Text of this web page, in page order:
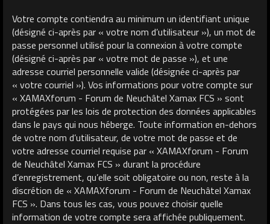
Votre compte contiendra au minimum un identifiant unique
(désigné ci-après par « votre nom d’utilisateur »), un mot de
passe personnel utilisé pour la connexion à votre compte
(désigné ci-après par « votre mot de passe »), et une
adresse courriel personnelle valide (désignée ci-après par
« votre courriel »). Vos informations pour votre compte sur
« XAMAXforum - Forum de Neuchâtel Xamax FCS » sont
protégées par les lois de protection des données applicables
dans le pays qui nous héberge. Toute information en-dehors
de votre nom d’utilisateur, de votre mot de passe et de
votre adresse courriel requise par « XAMAXforum - Forum
de Neuchâtel Xamax FCS » durant la procédure
d’enregistrement, qu’elle soit obligatoire ou non, reste à la
discrétion de « XAMAXforum - Forum de Neuchâtel Xamax
FCS ». Dans tous les cas, vous pouvez choisir quelle
information de votre compte sera affichée publiquement.